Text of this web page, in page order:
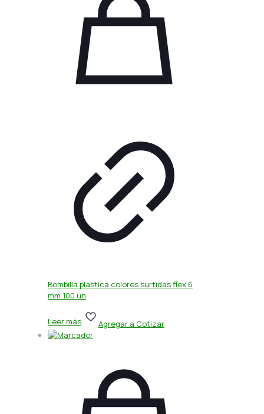
Bombilla plastica colores surtidas flex 6
mm 100 un
Leer más Agregar a Cotizar